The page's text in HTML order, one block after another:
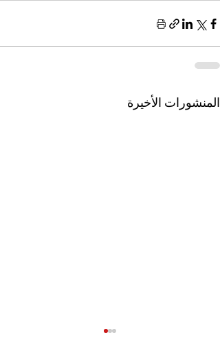
المنشورات الأخيرة